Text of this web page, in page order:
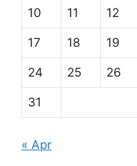
10 11 12
17 18 19
24 25 26
31
« Apr